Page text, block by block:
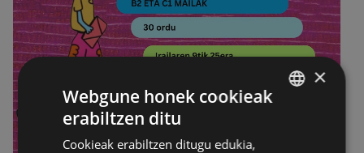
×
Webgune honek cookieak
erabiltzen ditu
Cookieak erabiltzen ditugu edukia,